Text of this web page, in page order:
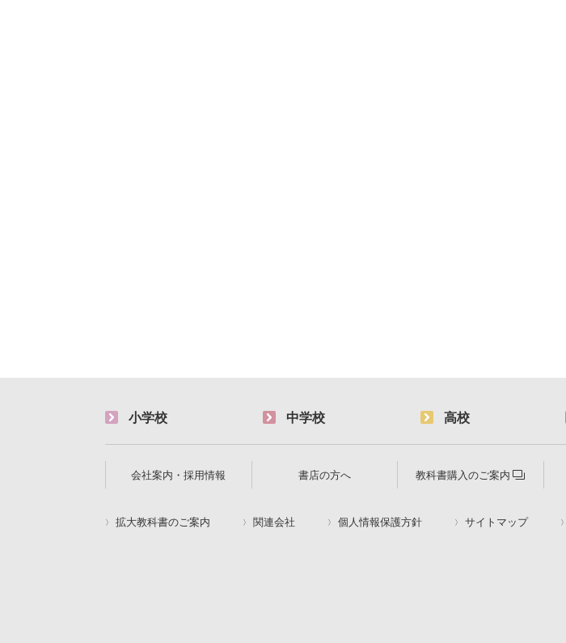
小学校 中学校 高校
会社案内・採用情報 書店の方へ 教科書購入のご案内
拡大教科書のご案内 関連会社 個人情報保護方針 サイトマップ